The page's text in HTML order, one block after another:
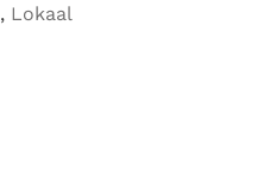
, Lokaal